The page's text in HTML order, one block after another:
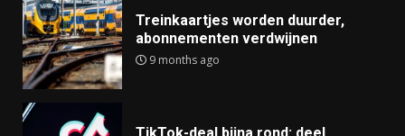
Treinkaartjes worden duurder,
abonnementen verdwijnen
9 months ago